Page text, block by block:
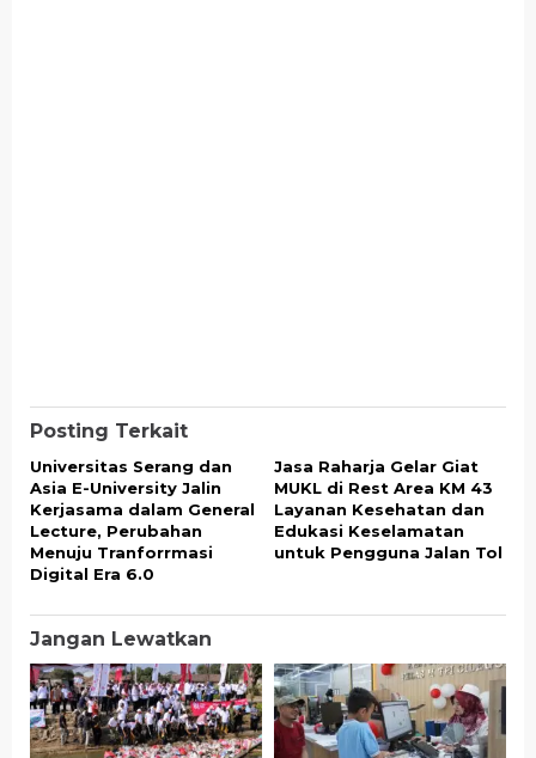
Posting Terkait
Universitas Serang dan
Asia E-University Jalin
Kerjasama dalam General
Lecture, Perubahan
Menuju Tranforrmasi
Digital Era 6.0
Jasa Raharja Gelar Giat
MUKL di Rest Area KM 43
Layanan Kesehatan dan
Edukasi Keselamatan
untuk Pengguna Jalan Tol
Jangan Lewatkan